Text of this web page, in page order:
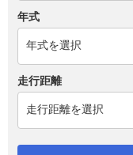
年式
走行距離